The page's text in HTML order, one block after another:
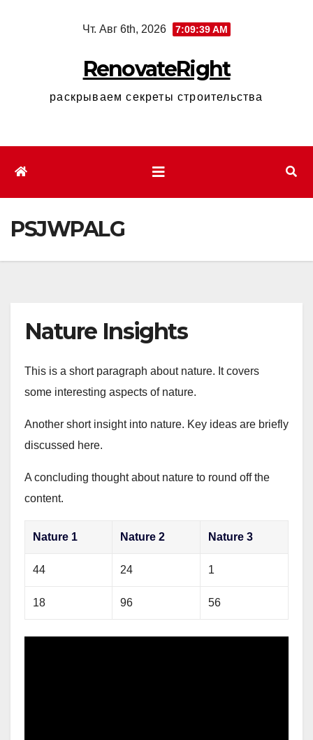
Чт. Авг 6th, 2026 7:09:40 AM
RenovateRight
раскрываем секреты строительства
PSJWPALG
Nature Insights
This is a short paragraph about nature. It covers
some interesting aspects of nature.
Another short insight into nature. Key ideas are briefly
discussed here.
A concluding thought about nature to round off the
content.
Nature 1 Nature 2 Nature 3
44 24 1
18 96 56